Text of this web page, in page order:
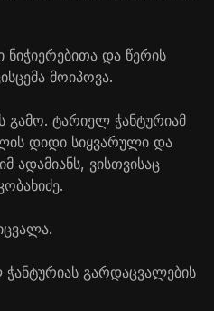
და წერის
მოიპოვა.
გამო. ტარიელ ჭანტურიამ
დიდი სიყვარული და
ადამიანს, ვისთვისაც
გარდაცვალების